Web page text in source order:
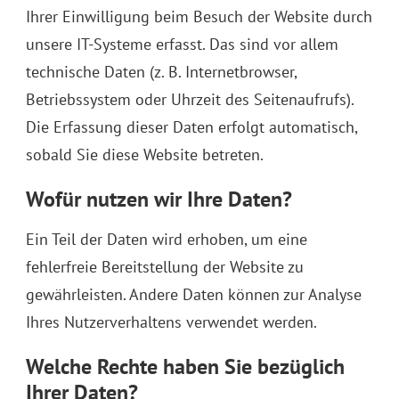
Ihrer Einwilligung beim Besuch der Website durch
unsere IT-Systeme erfasst. Das sind vor allem
technische Daten (z. B. Internetbrowser,
Betriebssystem oder Uhrzeit des Seitenaufrufs).
Die Erfassung dieser Daten erfolgt automatisch,
sobald Sie diese Website betreten.
Wofür nutzen wir Ihre Daten?
Ein Teil der Daten wird erhoben, um eine
fehlerfreie Bereitstellung der Website zu
gewährleisten. Andere Daten können zur Analyse
Ihres Nutzerverhaltens verwendet werden.
Welche Rechte haben Sie bezüglich
Ihrer Daten?